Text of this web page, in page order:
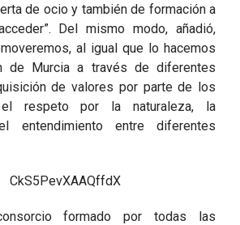
de ocio y también de formación a
Del mismo modo, añadió,
al igual que lo hacemos
de Murcia a través de diferentes
de valores por parte de los
respeto por la naturaleza, la
entendimiento entre diferentes
formado por todas las